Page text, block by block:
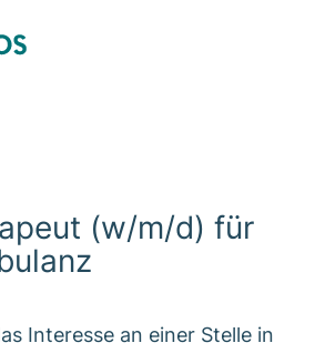
(w/m/d) für
Interesse an einer Stelle in